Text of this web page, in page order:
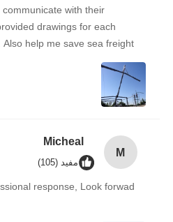
communicate with their
drawings for each
Also help me save sea freight
different shipping companies,
M
Micheal
مفید (105)
response, Look forwad